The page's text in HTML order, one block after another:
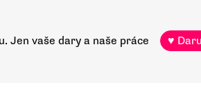
Jen vaše dary a naše práce ♥